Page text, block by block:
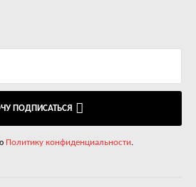
ПОДПИСАТЬСЯ
Политику конфиденциальности.